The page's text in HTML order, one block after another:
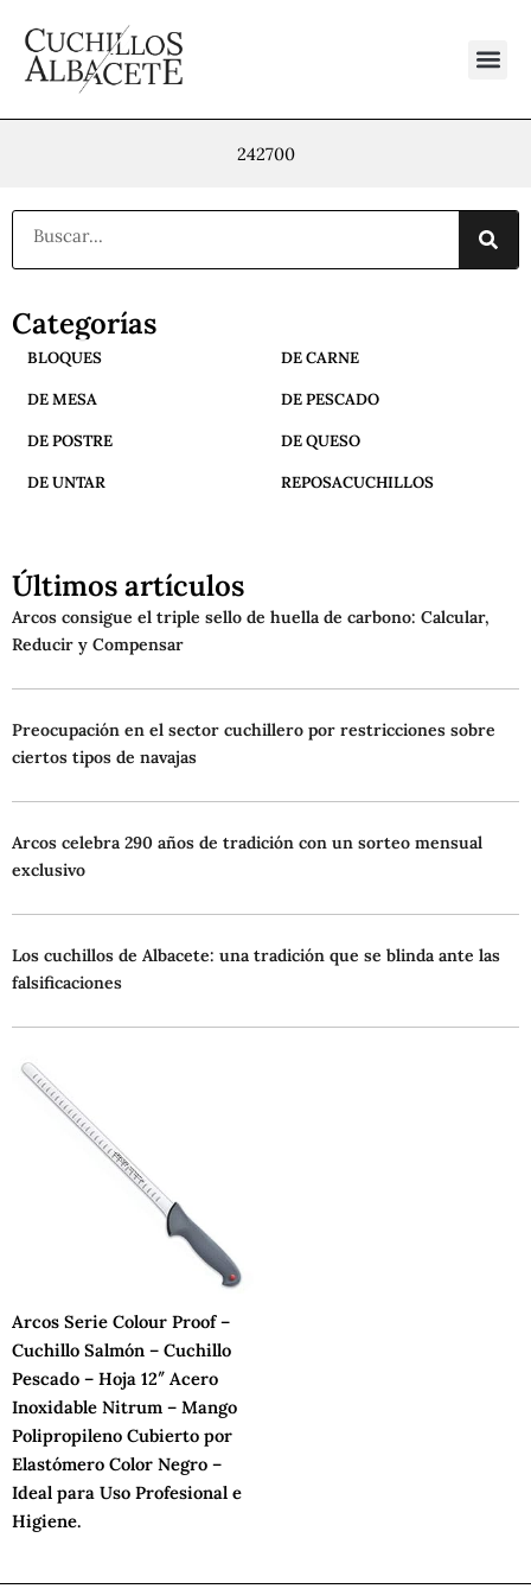
contenido
242700
Buscar
Categorías
BLOQUES DE CARNE
DE MESA DE PESCADO
DE POSTRE DE QUESO
DE UNTAR REPOSACUCHILLOS
Últimos artículos
Arcos consigue el triple sello de huella de carbono: Calcular,
Reducir y Compensar
Preocupación en el sector cuchillero por restricciones sobre
ciertos tipos de navajas
Arcos celebra 290 años de tradición con un sorteo mensual
exclusivo
Los cuchillos de Albacete: una tradición que se blinda ante las
falsificaciones
Arcos Serie Colour Proof –
Cuchillo Salmón – Cuchillo
Pescado – Hoja 12″ Acero
Inoxidable Nitrum – Mango
Polipropileno Cubierto por
Elastómero Color Negro –
Ideal para Uso Profesional e
Higiene.